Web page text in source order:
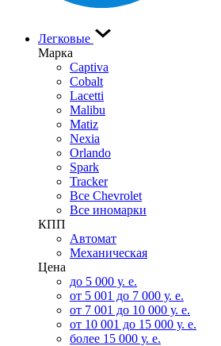
Легковые
Марка
Captiva
Cobalt
Lacetti
Malibu
Matiz
Nexia
Orlando
Spark
Tracker
Все Chevrolet
Все иномарки
КПП
Автомат
Механическая
Цена
до 5 000 у. е.
от 5 001 до 7 000 у. е.
от 7 001 до 10 000 у. е.
от 10 001 до 15 000 у. е.
более 15 000 у. е.